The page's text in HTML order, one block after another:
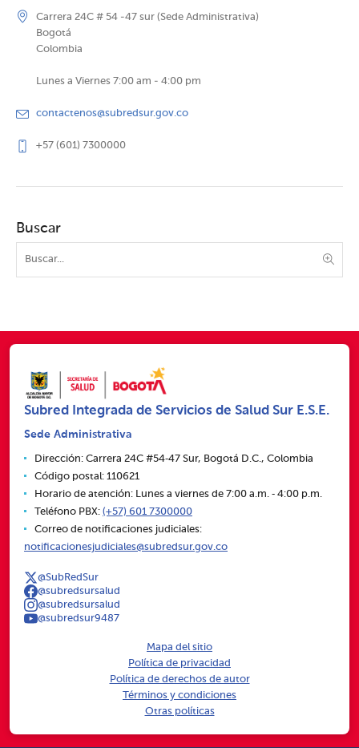
Carrera 24C # 54 -47 sur (Sede Administrativa)
Bogotá
Colombia
Lunes a Viernes 7:00 am - 4:00 pm
contactenos@subredsur.gov.co
+57 (601) 7300000
Buscar
Subred Integrada de Servicios de Salud Sur E.S.E.
Sede Administrativa
Dirección: Carrera 24C #54‑47 Sur, Bogotá D.C., Colombia
Código postal: 110621
Horario de atención: Lunes a viernes de 7:00 a.m. ‑ 4:00 p.m.
Teléfono PBX: (+57) 601 7300000
Correo de notificaciones judiciales:
notificacionesjudiciales@subredsur.gov.co
@SubRedSur
@subredsursalud
@subredsursalud
@subredsur9487
Mapa del sitio
Política de privacidad
Política de derechos de autor
Términos y condiciones
Otras políticas